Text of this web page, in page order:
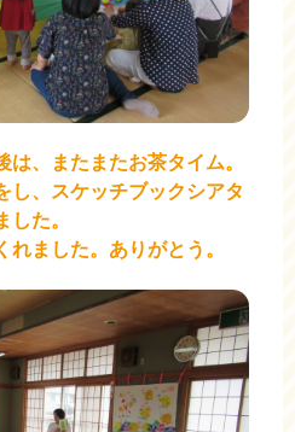
、またまたお茶タイム。
し、スケッチブックシアタ
た。
れました。ありがとう。